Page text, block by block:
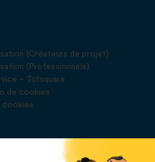
(Créateurs de projet)
(Professionnels)
– Tafsquare
de cookies
cookies